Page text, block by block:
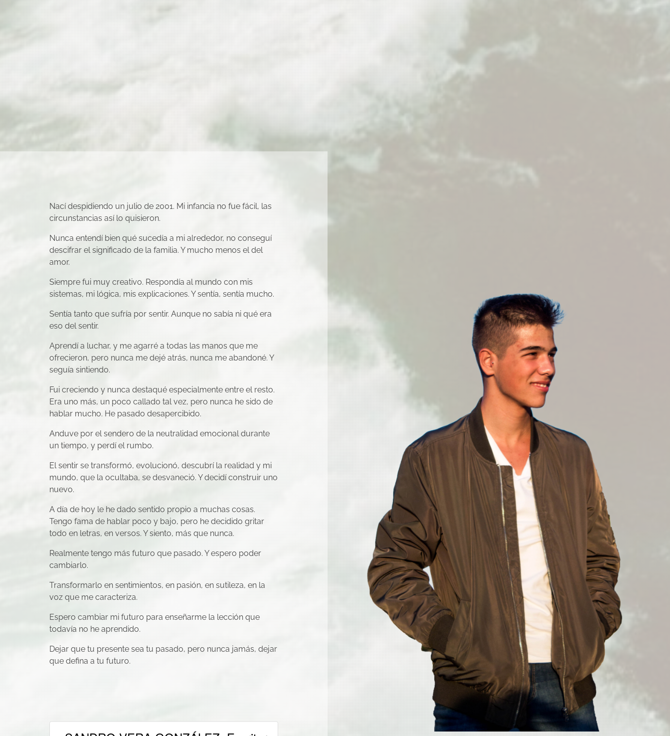
Nací despidiendo un julio de 2001. Mi infancia no fue fácil, las
circunstancias así lo quisieron.
Nunca entendí bien qué sucedía a mi alrededor, no conseguí
descifrar el significado de la familia. Y mucho menos el del
amor.
Siempre fui muy creativo. Respondía al mundo con mis
sistemas, mi lógica, mis explicaciones. Y sentía, sentía mucho.
Sentía tanto que sufría por sentir. Aunque no sabía ni qué era
eso del sentir.
Aprendí a luchar, y me agarré a todas las manos que me
ofrecieron, pero nunca me dejé atrás, nunca me abandoné. Y
seguía sintiendo.
Fui creciendo y nunca destaqué especialmente entre el resto.
Era uno más, un poco callado tal vez, pero nunca he sido de
hablar mucho. He pasado desapercibido.
Anduve por el sendero de la neutralidad emocional durante
un tiempo, y perdí el rumbo.
El sentir se transformó, evolucionó, descubrí la realidad y mi
mundo, que la ocultaba, se desvaneció. Y decidí construir uno
nuevo.
A día de hoy le he dado sentido propio a muchas cosas.
Tengo fama de hablar poco y bajo, pero he decidido gritar
todo en letras, en versos. Y siento, más que nunca.
Realmente tengo más futuro que pasado. Y espero poder
cambiarlo.
Transformarlo en sentimientos, en pasión, en sutileza, en la
voz que me caracteriza.
Espero cambiar mi futuro para enseñarme la lección que
todavía no he aprendido.
Dejar que tu presente sea tu pasado, pero nunca jamás, dejar
que defina a tu futuro.